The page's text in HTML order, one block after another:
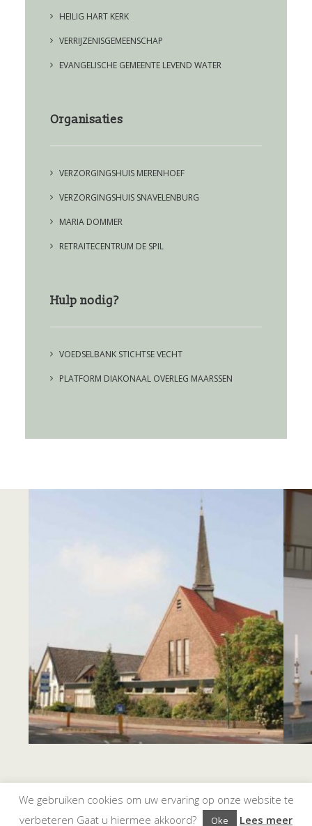
HEILIG HART KERK
VERRIJZENISGEMEENSCHAP
EVANGELISCHE GEMEENTE LEVEND WATER
Organisaties
VERZORGINGSHUIS MERENHOEF
VERZORGINGSHUIS SNAVELENBURG
MARIA DOMMER
RETRAITECENTRUM DE SPIL
Hulp nodig?
VOEDSELBANK STICHTSE VECHT
PLATFORM DIAKONAAL OVERLEG MAARSSEN
Documenten
We gebruiken cookies om uw ervaring op onze website te
verbeteren Gaat u hiermee akkoord?
Oke Lees meer